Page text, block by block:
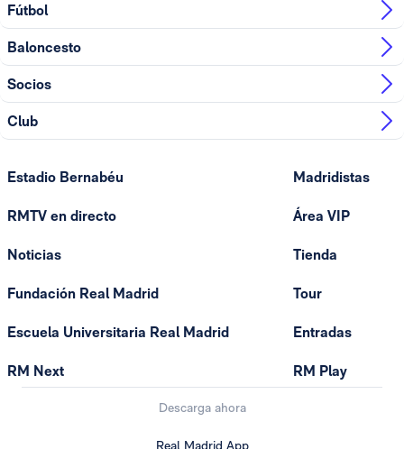
Fútbol
Baloncesto
Socios
Club
Estadio Bernabéu
RMTV en directo
Noticias
Fundación Real Madrid
Escuela Universitaria Real Madrid
RM Next
Madridistas
Área VIP
Tienda
Tour
Entradas
RM Play
Descarga ahora
Real Madrid App